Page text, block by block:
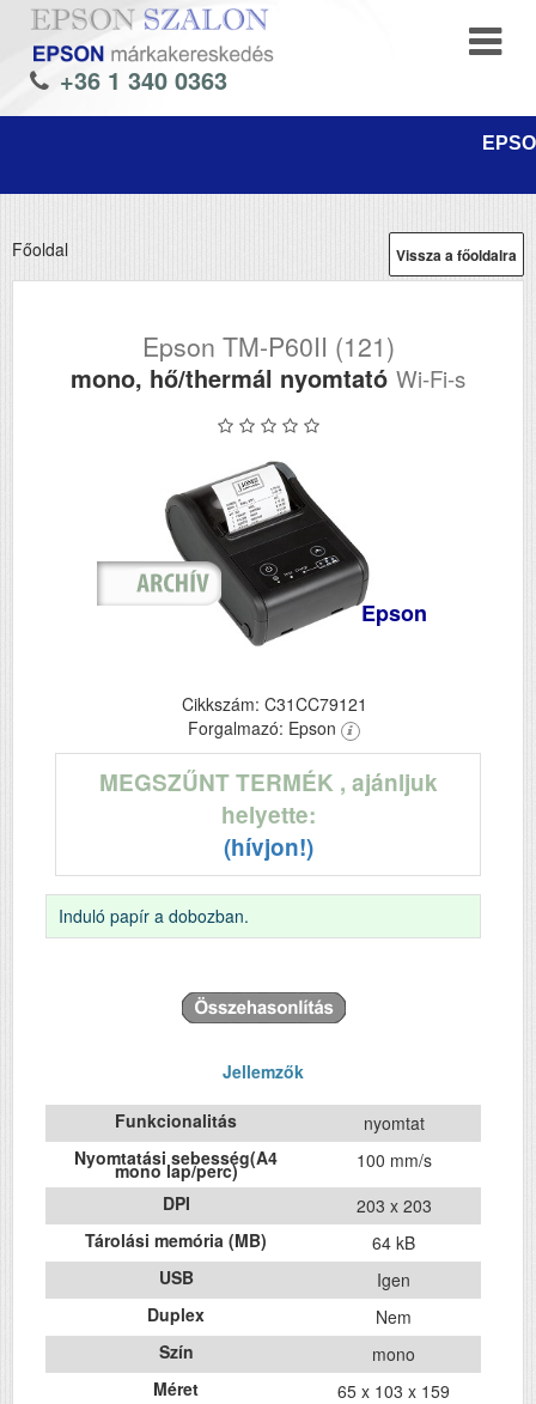
+36 1 340 0363
Vissza a főoldalra
Főoldal
Epson TM-P60II (121)
mono, hő/thermál nyomtató Wi-Fi-s
Epson
Cikkszám: C31CC79121
Forgalmazó: Epson
MEGSZŰNT TERMÉK , ajánljuk
helyette:
(hívjon!)
Induló papír a dobozban.
Jellemzők
Funkcionalitás
nyomtat
Nyomtatási sebesség(A4
mono lap/perc)
100 mm/s
DPI
203 x 203
Tárolási memória (MB)
64 kB
USB
Igen
Duplex
Nem
Szín
mono
Méret
65 x 103 x 159